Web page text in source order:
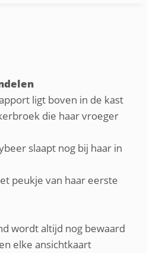
ligt boven in de kast
die haar vroeger
slaapt nog bij haar in
peukje van haar eerste
wordt altijd nog bewaard
elke ansichtkaart